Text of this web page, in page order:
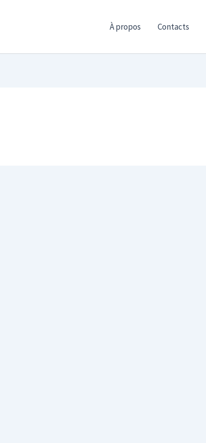
À propos Contacts